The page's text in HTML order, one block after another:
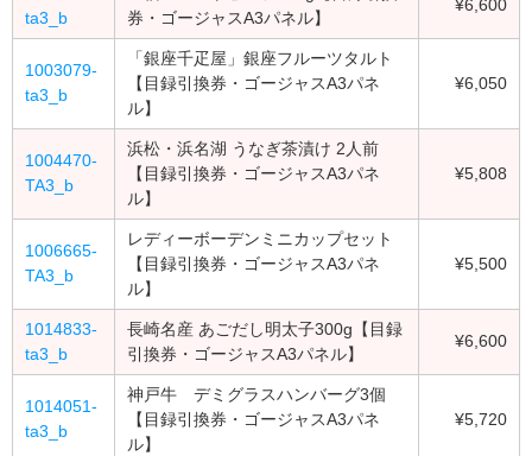
ta3_b
券・ゴージャスA3パネル】
¥6,600
1003079-
ta3_b
「銀座千疋屋」銀座フルーツタルト
【目録引換券・ゴージャスA3パネ
ル】
¥6,050
1004470-
TA3_b
浜松・浜名湖 うなぎ茶漬け 2人前
【目録引換券・ゴージャスA3パネ
ル】
¥5,808
1006665-
TA3_b
レディーボーデンミニカップセット
【目録引換券・ゴージャスA3パネ
ル】
¥5,500
1014833-
ta3_b
長崎名産 あごだし明太子300g【目録
引換券・ゴージャスA3パネル】
¥6,600
1014051-
ta3_b
神戸牛 デミグラスハンバーグ3個
【目録引換券・ゴージャスA3パネ
ル】
¥5,720